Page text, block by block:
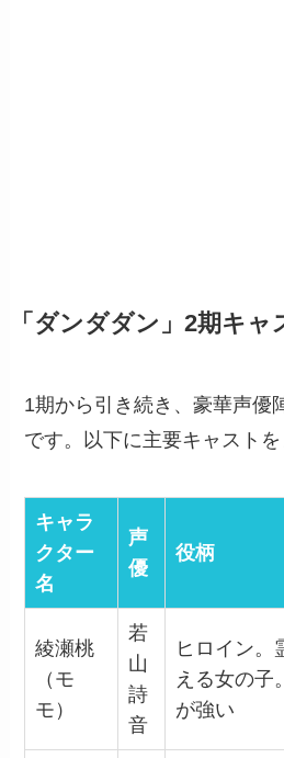
「ダンダダン」2期キャ
1期から引き続き、豪華声優
です。以下に主要キャストを
キャラ
クター
名
声
優
役柄
綾瀬桃
（モ
モ）
若
山
詩
音
ヒロイン。
える女の子
が強い